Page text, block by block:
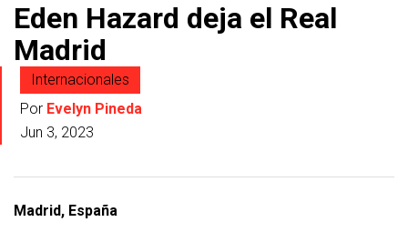
Eden Hazard deja el Real
Madrid
Internacionales
Por Evelyn Pineda
Jun 3, 2023
Madrid, España